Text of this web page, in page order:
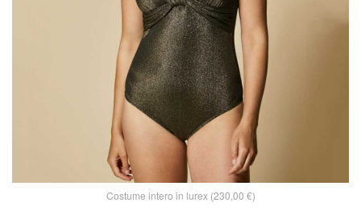
Costume intero in lurex (230,00 €)